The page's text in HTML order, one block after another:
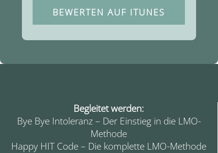
BEWERTEN AUF ITUNES
Begleitet werden:
Bye Bye Intoleranz – Der Einstieg in die LMO-
Methode
Happy HIT Code – Die komplette LMO-Methode